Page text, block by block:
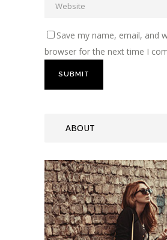
Save my name, email, and
browser for the next time I
ABOUT